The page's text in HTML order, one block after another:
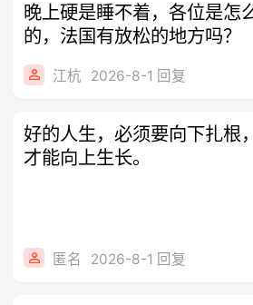
晚上硬是睡不着，各位是怎
的，法国有放松的地方吗？
江杭 2026-8-1 回复
好的人生，必须要向下扎根，
才能向上生长。
匿名 2026-8-1 回复